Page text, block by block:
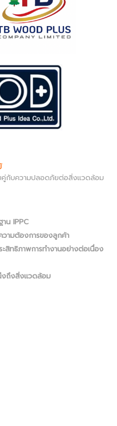
บความปลอดภัยต่อสิ่งแวดล้อม
ฐาน IPPC
ามต้องการของลูกค้า
สิทธิภาพการทำงานอย่างต่อเนื่อง
งถึงสิ่งแวดล้อม